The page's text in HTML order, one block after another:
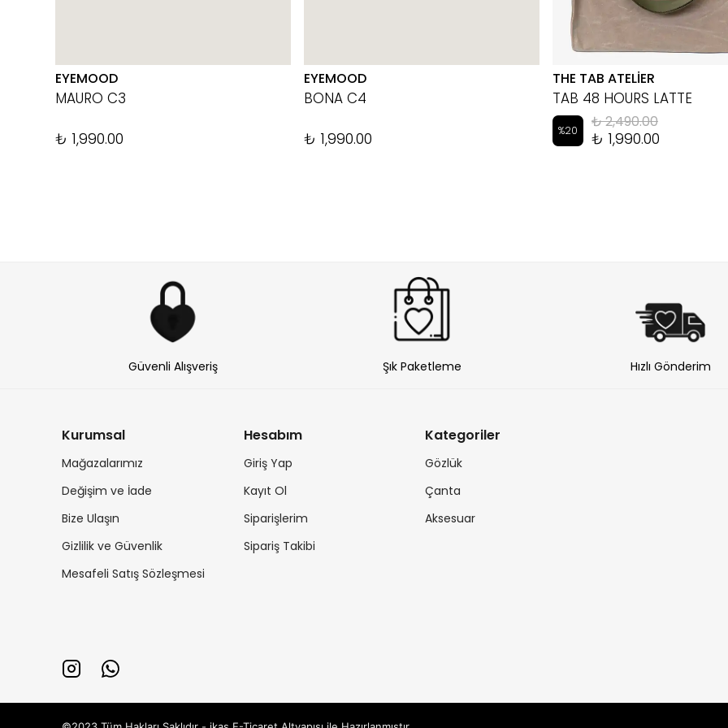
EYEMOOD
MAURO C3
₺ 1,990.00
EYEMOOD
BONA C4
₺ 1,990.00
THE TAB ATELİER
TAB 48 HOURS LATTE
%20 ₺ 2,490.00
₺ 1,990.00
Güvenli Alışveriş Şık Paketleme Hızlı Gönderim
Kurumsal
Mağazalarımız
Değişim ve İade
Bize Ulaşın
Gizlilik ve Güvenlik
Mesafeli Satış Sözleşmesi
Hesabım
Giriş Yap
Kayıt Ol
Siparişlerim
Sipariş Takibi
Kategoriler
Gözlük
Çanta
Aksesuar